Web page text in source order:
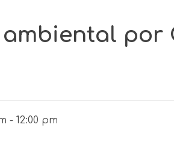
ambiental por
- 12:00 pm